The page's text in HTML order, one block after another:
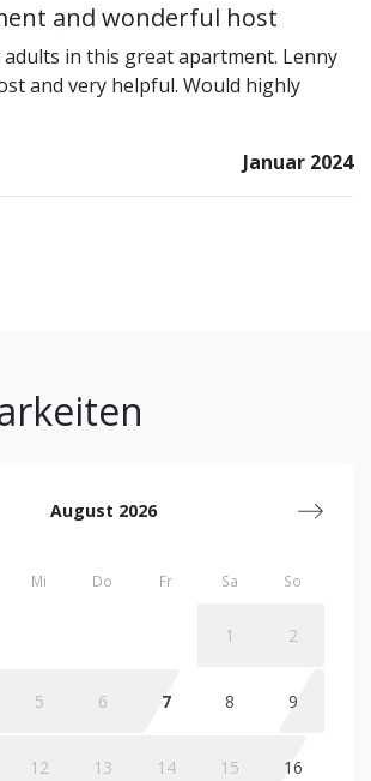
and wonderful host
in this great apartment. Lenny
and very helpful. Would highly
Januar 2024
August 2026
Mi Do Fr Sa So
1 2
5 6 7 8 9
12 13 14 15 16